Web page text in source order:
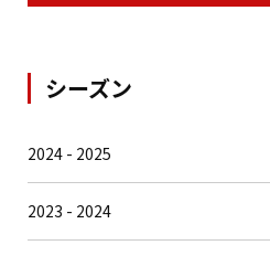
シーズン
2024 - 2025
2023 - 2024